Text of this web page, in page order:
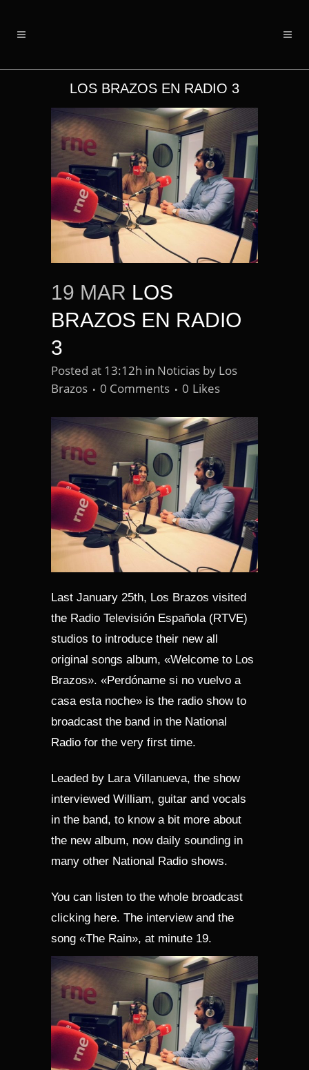
LOS BRAZOS EN RADIO 3
19 MAR LOS
BRAZOS EN RADIO
3
Posted at 13:12h in Noticias by Los
Brazos
0 Comments 0 Likes
Last January 25th, Los Brazos visited
the Radio Televisión Española (RTVE)
studios to introduce their new all
original songs album, «Welcome to Los
Brazos». «Perdóname si no vuelvo a
casa esta noche» is the radio show to
broadcast the band in the National
Radio for the very first time.
Leaded by Lara Villanueva, the show
interviewed William, guitar and vocals
in the band, to know a bit more about
the new album, now daily sounding in
many other National Radio shows.
You can listen to the whole broadcast
clicking here. The interview and the
song «The Rain», at minute 19.